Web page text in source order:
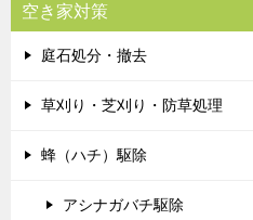
空き家対策
庭石処分・撤去
草刈り・芝刈り・防草処理
蜂（ハチ）駆除
アシナガバチ駆除